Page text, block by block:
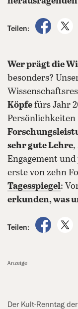
Teilen:
auf
Wer prägt die
besonders?
Köpfe fürs Jahr
Persönlichkeiten
sehr gute Lehre,
Engagement und
erste von zehn
Tagesspiegel:
erkunden, was
Teilen:
auf
Anzeige
Der Kult-Renntag